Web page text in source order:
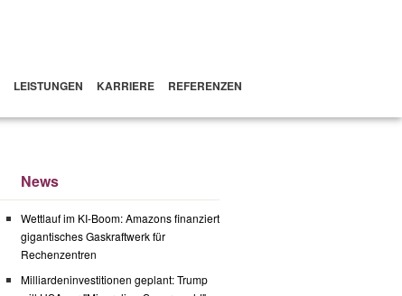
LEISTUNGEN KARRIERE REFERENZEN
News
Wettlauf im KI-Boom: Amazons finanziert
gigantisches Gaskraftwerk für
Rechenzentren
Milliardeninvestitionen geplant: Trump